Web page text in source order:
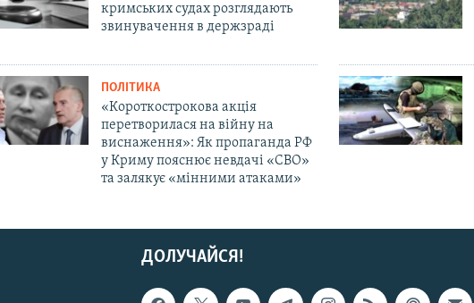
кримських судах розглядають
звинувачення в держзраді
ПОЛІТИКА
«Короткострокова акція
перетворилася на війну на
виснаження»: Як пропаганда РФ
у Криму пояснює невдачі «СВО»
та залякує «мінними атаками»
ДОЛУЧАЙСЯ!